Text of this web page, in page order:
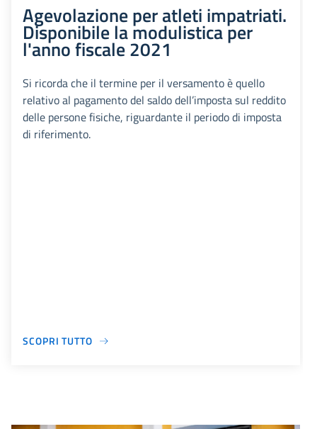
Agevolazione per atleti impatriati.
Disponibile la modulistica per
l'anno fiscale 2021
Si ricorda che il termine per il versamento è quello
relativo al pagamento del saldo dell’imposta sul reddito
delle persone fisiche, riguardante il periodo di imposta
di riferimento.
SCOPRI TUTTO